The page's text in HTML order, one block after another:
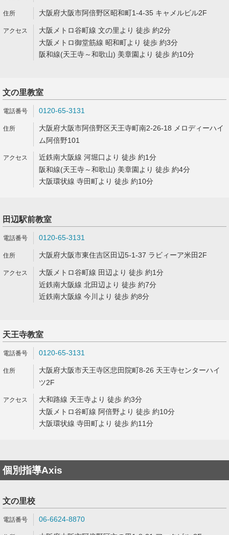
大阪府大阪市阿倍野区昭和町1-4-35 キャメルビル2F
大阪メトロ谷町線 文の里より 徒歩 約2分
大阪メトロ御堂筋線 昭和町より 徒歩 約3分
阪和線(天王寺～和歌山) 美章園より 徒歩 約10分
文の里教室
0120-65-3131
大阪府大阪市阿倍野区天王寺町南2-26-18 メロディーハイ
ム阿倍野101
近鉄南大阪線 河堀口より 徒歩 約1分
阪和線(天王寺～和歌山) 美章園より 徒歩 約4分
大阪環状線 寺田町より 徒歩 約10分
田辺駅前教室
0120-65-3131
大阪府大阪市東住吉区田辺5-1-37 ラビィーア米田2F
大阪メトロ谷町線 田辺より 徒歩 約1分
近鉄南大阪線 北田辺より 徒歩 約7分
近鉄南大阪線 今川より 徒歩 約8分
天王寺教室
0120-65-3131
大阪府大阪市天王寺区悲田院町8-26 天王寺センターハイ
ツ2F
大和路線 天王寺より 徒歩 約3分
大阪メトロ谷町線 阿倍野より 徒歩 約10分
大阪環状線 寺田町より 徒歩 約11分
個別指導Axis
文の里校
06-6624-8870